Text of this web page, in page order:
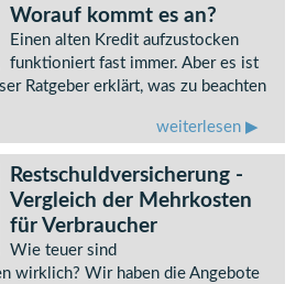
Worauf kommt es an?
Einen alten Kredit aufzustocken
funktioniert fast immer. Aber es ist
Ratgeber erklärt, was zu beachten
weiterlesen
Restschuldversicherung -
Vergleich der Mehrkosten
für Verbraucher
Wie teuer sind
wirklich? Wir haben die Angebote